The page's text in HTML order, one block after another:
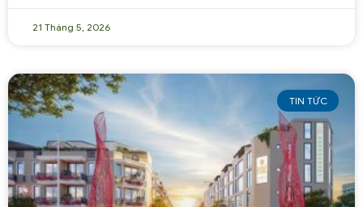
21 Tháng 5, 2026
TIN TỨC